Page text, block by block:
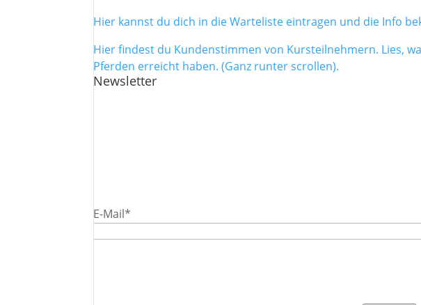
Hier kannst du dich in die Warteliste eintragen und die Info
Hier findest du Kundenstimmen von Kursteilnehmern. Lies,
Pferden erreicht haben. (Ganz runter scrollen).
Newsletter
E-Mail*